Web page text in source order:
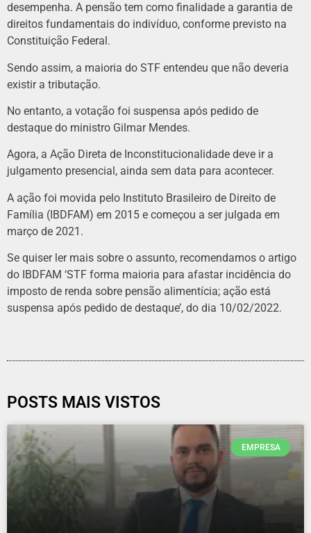
desempenha. A pensão tem como finalidade a garantia de
direitos fundamentais do indivíduo, conforme previsto na
Constituição Federal.
Sendo assim, a maioria do STF entendeu que não deveria
existir a tributação.
No entanto, a votação foi suspensa após pedido de
destaque do ministro Gilmar Mendes.
Agora, a Ação Direta de Inconstitucionalidade deve ir a
julgamento presencial, ainda sem data para acontecer.
A ação foi movida pelo Instituto Brasileiro de Direito de
Família (IBDFAM) em 2015 e começou a ser julgada em
março de 2021.
Se quiser ler mais sobre o assunto, recomendamos o artigo
do IBDFAM ‘STF forma maioria para afastar incidência do
imposto de renda sobre pensão alimentícia; ação está
suspensa após pedido de destaque’, do dia 10/02/2022.
POSTS MAIS VISTOS
EMPRESA